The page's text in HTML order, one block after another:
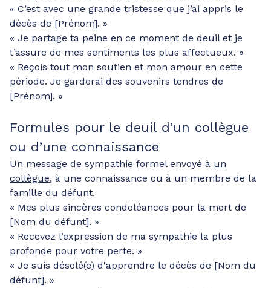
« C’est avec une grande tristesse que j’ai appris le
décès de [Prénom]. »
« Je partage ta peine en ce moment de deuil et je
t’assure de mes sentiments les plus affectueux. »
« Reçois tout mon soutien et mon amour en cette
période. Je garderai des souvenirs tendres de
[Prénom]. »
Formules pour le deuil d’un collègue
ou d’une connaissance
Un message de sympathie formel envoyé à un
collègue, à une connaissance ou à un membre de la
famille du défunt.
« Mes plus sincères condoléances pour la mort de
[Nom du défunt]. »
« Recevez l’expression de ma sympathie la plus
profonde pour votre perte. »
« Je suis désolé(e) d'apprendre le décès de [Nom du
défunt]. »